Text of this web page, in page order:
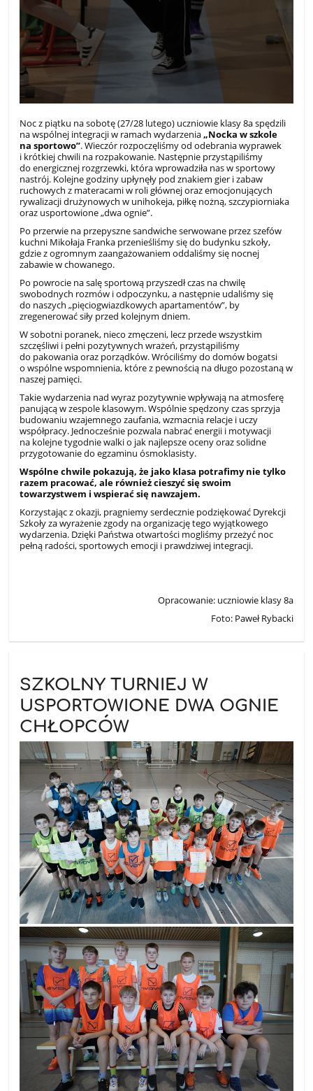
Noc z piątku na sobotę (27/28 lutego) uczniowie klasy 8a spędzili
na wspólnej integracji w ramach wydarzenia„Nocka w szkole
na sportowo”. Wieczór rozpoczęliśmy od odebrania wyprawek
i krótkiej chwili na rozpakowanie. Następnie przystąpiliśmy
do energicznej rozgrzewki, która wprowadziła nas w sportowy
nastrój. Kolejne godziny upłynęły pod znakiem gier i zabaw
ruchowych z materacami w roli głównej oraz emocjonujących
rywalizacji drużynowych w unihokeja, piłkę nożną, szczypiorniaka
oraz usportowione „dwa ognie”.
Po przerwie na przepyszne sandwiche serwowane przez szefów
kuchni Mikołaja Franka przenieśliśmy się do budynku szkoły,
gdzie z ogromnym zaangażowaniem oddaliśmy się nocnej
zabawie w chowanego.
Po powrocie na salę sportową przyszedł czas na chwilę
swobodnych rozmów i odpoczynku, a następnie udaliśmy się
do naszych „pięciogwiazdkowych apartamentów”, by
zregenerować siły przed kolejnym dniem.
W sobotni poranek, nieco zmęczeni, lecz przede wszystkim
szczęśliwi i pełni pozytywnych wrażeń, przystąpiliśmy
do pakowania oraz porządków. Wróciliśmy do domów bogatsi
o wspólne wspomnienia, które z pewnością na długo pozostaną w
naszej pamięci.
Takie wydarzenia nad wyraz pozytywnie wpływają na atmosferę
panującą w zespole klasowym. Wspólnie spędzony czas sprzyja
budowaniu wzajemnego zaufania, wzmacnia relacje i uczy
współpracy. Jednocześnie pozwala nabrać energii i motywacji
na kolejne tygodnie walki o jak najlepsze oceny oraz solidne
przygotowanie do egzaminu ósmoklasisty.
Wspólne chwile pokazują, że jako klasa potrafimy nie tylko
razem pracować, ale również cieszyć się swoim
towarzystwem i wspierać się nawzajem.
Korzystając z okazji, pragniemy serdecznie podziękować Dyrekcji
Szkoły za wyrażenie zgody na organizację tego wyjątkowego
wydarzenia. Dzięki Państwa otwartości mogliśmy przeżyć noc
pełną radości, sportowych emocji i prawdziwej integracji.
Opracowanie: uczniowie klasy 8a
Foto: Paweł Rybacki
SZKOLNY TURNIEJ W
USPORTOWIONE DWA OGNIE
CHŁOPCÓW